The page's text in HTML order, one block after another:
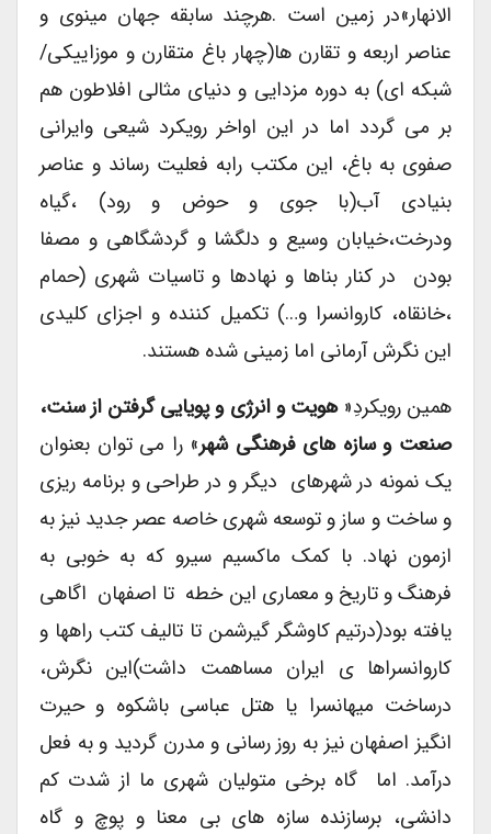
الانهار»در زمین است .هرچند سابقه جهان مینوی و
عناصر اربعه و تقارن ها(چهار باغ متقارن و موزاییکی/
شبکه ای) به دوره مزدایی و دنیای مثالی افلاطون هم
بر می گردد اما در این اواخر رویکرد شیعی وایرانی
صفوی به باغ، این مکتب رابه فعلیت رساند و عناصر
بنیادی آب(با جوی و حوض و رود) ،گیاه
ودرخت،خیابان وسیع و دلگشا و گردشگاهی و مصفا
بودن در کنار بناها و نهادها و تاسیات شهری (حمام
،خانقاه، کاروانسرا و…) تکمیل کننده و اجزای کلیدی
این نگرش آرمانی اما زمینی شده هستند.
همین رویکردِ«هویت و انرژی و پویایی گرفتن از سنت،
صنعت و سازه های فرهنگی شهر» را می توان بعنوان
یک نمونه در شهرهای دیگر و در طراحی و برنامه ریزی
و ساخت و ساز و توسعه شهری خاصه عصر جدید نیز به
ازمون نهاد. با کمک ماکسیم سیرو که به خوبی به
فرهنگ و تاریخ و معماری این خطه تا اصفهان اگاهی
یافته بود(درتیم کاوشگر گیرشمن تا تالیف کتب راهها و
کاروانسراها ی ایران مساهمت داشت)این نگرش،
درساخت میهانسرا یا هتل عباسی باشکوه و حیرت
انگیز اصفهان نیز به روز رسانی و مدرن گردید و به فعل
درآمد. اما گاه برخی متولیان شهری ما از شدت کم
دانشی، برسازنده سازه های بی معنا و پوچ و گاه